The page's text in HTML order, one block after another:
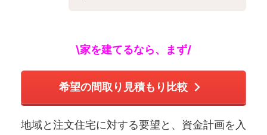
\家を建てるなら、まず/
希望の間取り見積もり比較
地域と注文住宅に対する要望と、資金計画を入